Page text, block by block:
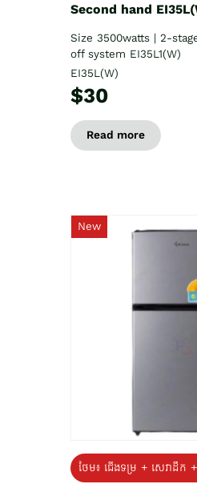
Second hand
Size 3500watts | 2-
off system EI35L1(W)
EI35L(W)
$30
Read more
New
ថែម៖ ជេីងទម្រ + សេវាដឹក